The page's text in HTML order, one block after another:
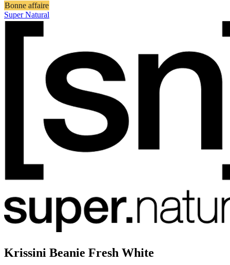
Bonne affaire
Super Natural
Krissini Beanie Fresh White